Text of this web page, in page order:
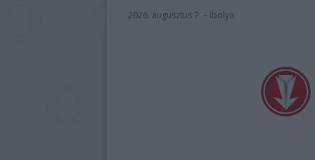
2026. augusztus 7. – Ibolya